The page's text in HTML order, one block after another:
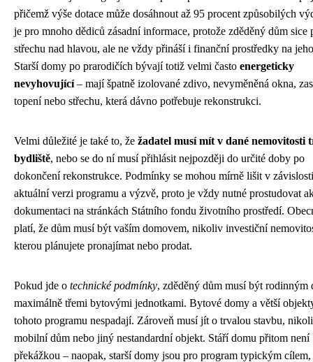
přičemž výše dotace může dosáhnout až 95 procent způsobilých
je pro mnoho dědiců zásadní informace, protože zděděný dům sice
střechu nad hlavou, ale ne vždy přináší i finanční prostředky na
Starší domy po prarodičích bývají totiž velmi často energeticky
nevyhovující– mají špatně izolované zdivo, nevyměněná okna,
topení nebo střechu, která dávno potřebuje rekonstrukci.
Velmi důležité je také to, že žadatel musí mít v dané nemovitosti
bydliště, nebo se do ní musí přihlásit nejpozději do určité doby po
dokončení rekonstrukce. Podmínky se mohou mírně lišit v
aktuální verzi programu a výzvě, proto je vždy nutné prostudovat
dokumentaci na stránkách Státního fondu životního prostředí.
platí, že dům musí být vaším domovem, nikoliv investiční
kterou plánujete pronajímat nebo prodat.
Pokud jde o technické podmínky, zděděný dům musí být rodinným
maximálně třemi bytovými jednotkami. Bytové domy a větší
tohoto programu nespadají. Zároveň musí jít o trvalou stavbu,
mobilní dům nebo jiný nestandardní objekt. Stáří domu přitom není
překážkou – naopak, starší domy jsou pro program typickým cílem,